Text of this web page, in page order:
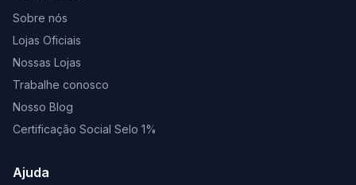
Sobre nós
Lojas Oficiais
Nossas Lojas
Trabalhe conosco
Nosso Blog
Certificação Social Selo 1%
Ajuda